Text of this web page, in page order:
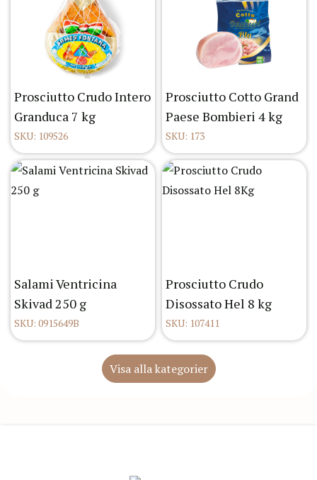
Prosciutto Crudo Intero
Granduca 7 kg
SKU: 109526
Prosciutto Cotto Grand
Paese Bombieri 4 kg
SKU: 173
Salami Ventricina
Skivad 250 g
SKU: 0915649B
Prosciutto Crudo
Disossato Hel 8 kg
SKU: 107411
Visa alla kategorier